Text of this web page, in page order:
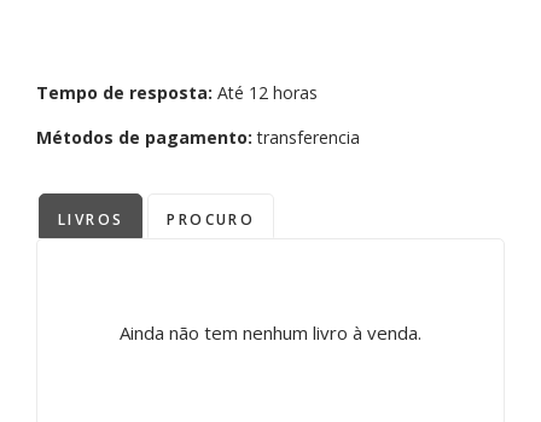
Tempo de resposta: Até 12 horas
Métodos de pagamento:transferencia
LIVROS PROCURO
Ainda não tem nenhum livro à venda.